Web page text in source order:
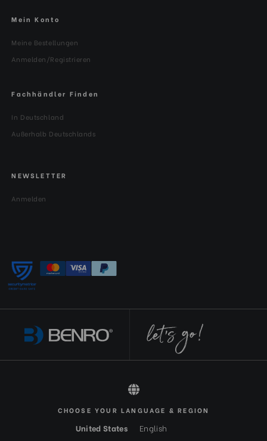
Mein Konto
Meine Bestellungen
Anmelden/Registrieren
Fachhändler Finden
In Deutschland
Außerhalb Deutschlands
NEWSLETTER
Anmelden
All rights reserved 2026 © Benro DE-EUR
CHOOSE YOUR LANGUAGE & REGION
United States
English